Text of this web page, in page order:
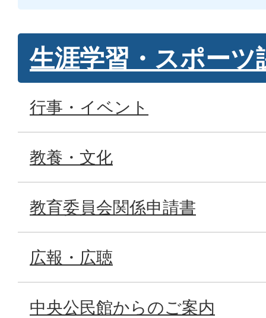
生涯学習・スポーツ
行事・イベント
教養・文化
教育委員会関係申請書
広報・広聴
中央公民館からのご案内